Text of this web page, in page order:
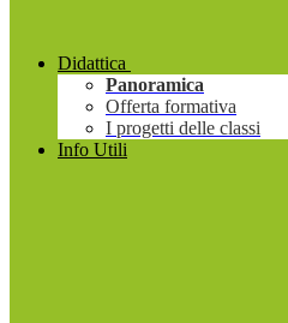
Didattica
Panoramica
Offerta formativa
I progetti delle classi
Info Utili